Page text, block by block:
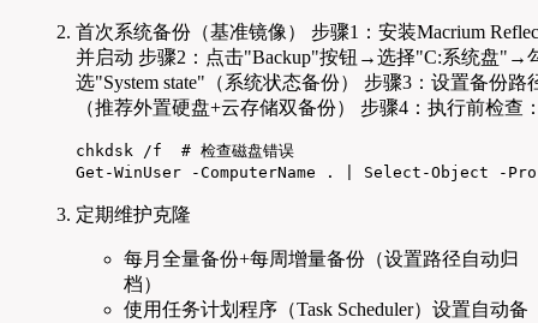
首次系统备份（基准镜像） 步骤1：安装Macrium
并启动 步骤2：点击"Backup"按钮→选择"C:系统盘"→
选"System state"（系统状态备份） 步骤3：设置备份路
（推荐外置硬盘+云存储双备份） 步骤4：执行前检查
chkdsk /f  # 检查磁盘错误
Get-WinUser -ComputerName . | Select-Object -
定期维护克隆
每月全量备份+每周增量备份（设置路径自动归
档）
使用任务计划程序（Task Scheduler）设置自动备